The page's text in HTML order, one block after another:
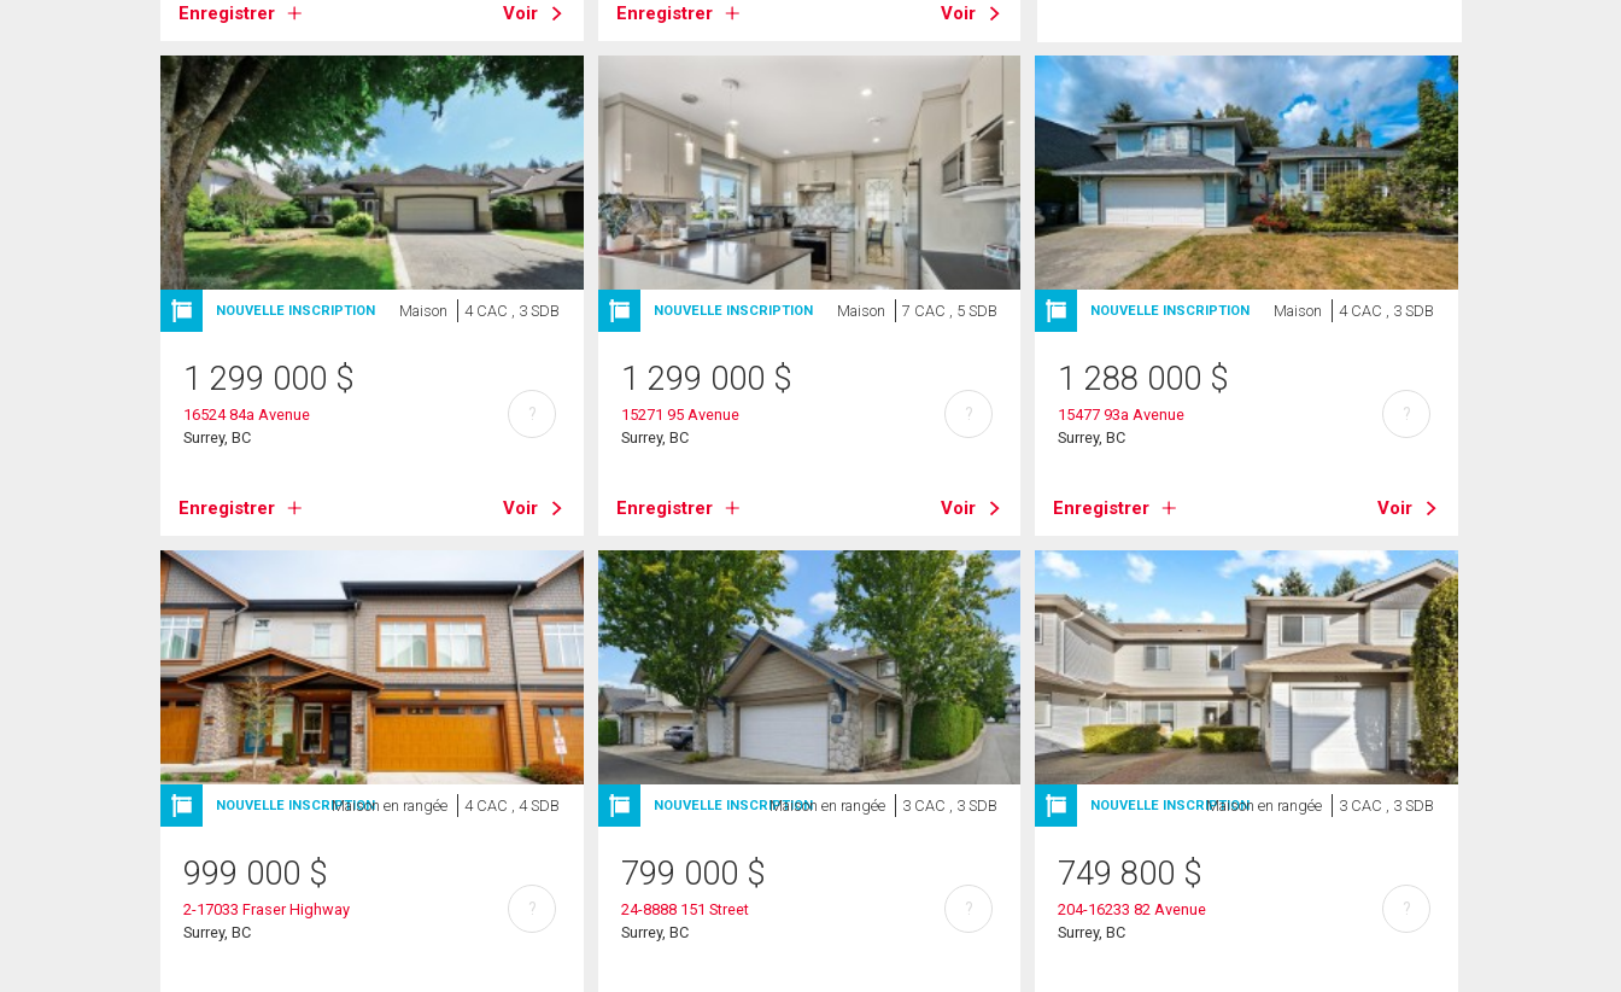
Enregistrer Voir Enregistrer Voir
NOUVELLE INSCRIPTION Maison 4 CAC , 3 SDB
1 299 000 $
16524 84a Avenue
Surrey, BC
Enregistrer Voir
?
NOUVELLE INSCRIPTION Maison 7 CAC , 5 SDB
1 299 000 $
15271 95 Avenue
Surrey, BC
Enregistrer Voir
?
NOUVELLE INSCRIPTION Maison 4 CAC , 3 SDB
1 288 000 $
15477 93a Avenue
Surrey, BC
Enregistrer Voir
?
NOUVELLE INSCRIPTIONMaison en rangée 4 CAC , 4 SDB
999 000 $
2-17033 Fraser Highway
Surrey, BC
?
NOUVELLE INSCRIPTIONMaison en rangée 3 CAC , 3 SDB
799 000 $
24-8888 151 Street
Surrey, BC
?
NOUVELLE INSCRIPTIONMaison en rangée 3 CAC , 3 SDB
749 800 $
204-16233 82 Avenue
Surrey, BC
?